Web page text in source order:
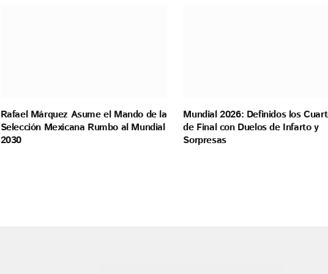
Rafael Márquez Asume el Mando de la
Selección Mexicana Rumbo al Mundial
2030
Mundial 2026: Definidos los
de Final con Duelos de Infarto y
Sorpresas